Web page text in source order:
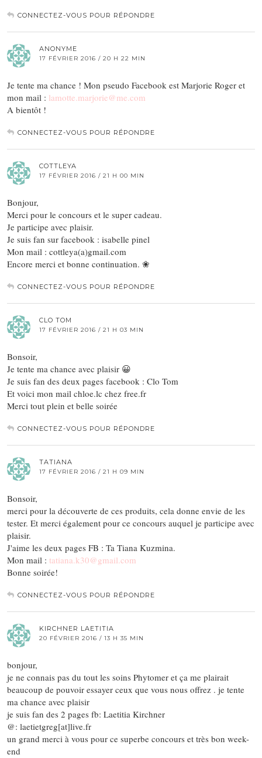
CONNECTEZ-VOUS POUR RÉPONDRE
ANONYME
17 FÉVRIER 2016 / 20 H 22 MIN
Je tente ma chance ! Mon pseudo Facebook est Marjorie Roger et
mon mail : lamotte.marjorie@me.com
A bientôt !
CONNECTEZ-VOUS POUR RÉPONDRE
COTTLEYA
17 FÉVRIER 2016 / 21 H 00 MIN
Bonjour,
Merci pour le concours et le super cadeau.
Je participe avec plaisir.
Je suis fan sur facebook : isabelle pinel
Mon mail : cottleya(a)gmail.com
Encore merci et bonne continuation. ❀
CONNECTEZ-VOUS POUR RÉPONDRE
CLO TOM
17 FÉVRIER 2016 / 21 H 03 MIN
Bonsoir,
Je tente ma chance avec plaisir 😀
Je suis fan des deux pages facebook : Clo Tom
Et voici mon mail chloe.lc chez free.fr
Merci tout plein et belle soirée
CONNECTEZ-VOUS POUR RÉPONDRE
TATIANA
17 FÉVRIER 2016 / 21 H 09 MIN
Bonsoir,
merci pour la découverte de ces produits, cela donne envie de les
tester. Et merci également pour ce concours auquel je participe avec
plaisir.
J'aime les deux pages FB : Ta Tiana Kuzmina.
Mon mail : tatiana.k30@gmail.com
Bonne soirée!
CONNECTEZ-VOUS POUR RÉPONDRE
KIRCHNER LAETITIA
20 FÉVRIER 2016 / 13 H 35 MIN
bonjour,
je ne connais pas du tout les soins Phytomer et ça me plairait
beaucoup de pouvoir essayer ceux que vous nous offrez . je tente
ma chance avec plaisir
je suis fan des 2 pages fb: Laetitia Kirchner
@: laetietgreg[at]live.fr
un grand merci à vous pour ce superbe concours et très bon week-
end